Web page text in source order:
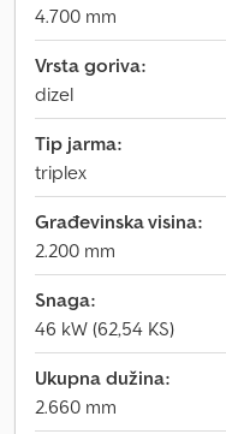
4.700 mm
Vrsta goriva:
dizel
Tip jarma:
triplex
Građevinska visina:
2.200 mm
Snaga:
46 kW (62,54 KS)
Ukupna dužina:
2.660 mm